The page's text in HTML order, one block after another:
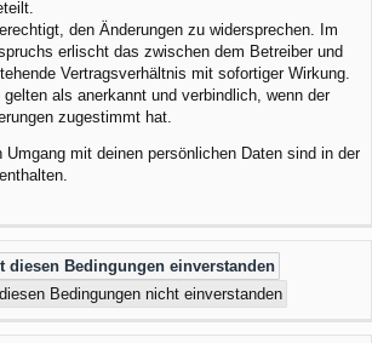
den Änderungen zu widersprechen. Im
erlischt das zwischen dem Betreiber und
Vertragsverhältnis mit sofortiger Wirkung.
gelten als anerkannt und verbindlich, wenn der
zugestimmt hat.
Umgang mit deinen persönlichen Daten sind in der